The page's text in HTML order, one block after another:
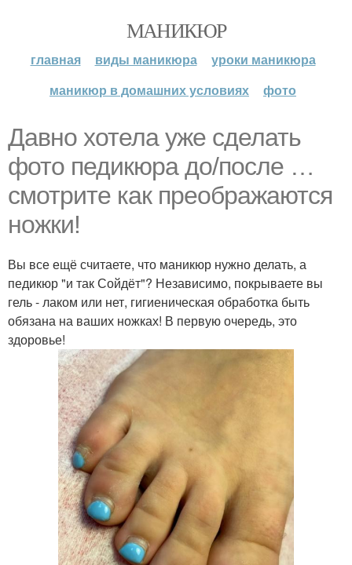
МАНИКЮР
главная виды маникюра
уроки маникюра
маникюр в домашних условиях
фото
Давно хотела уже сделать
фото педикюра до/после …
смотрите как преображаются
ножки!
Вы все ещё считаете, что маникюр нужно делать, а
педикюр "и так Сойдёт"? Независимо, покрываете вы
гель - лаком или нет, гигиеническая обработка быть
обязана на ваших ножках! В первую очередь, это
здоровье!